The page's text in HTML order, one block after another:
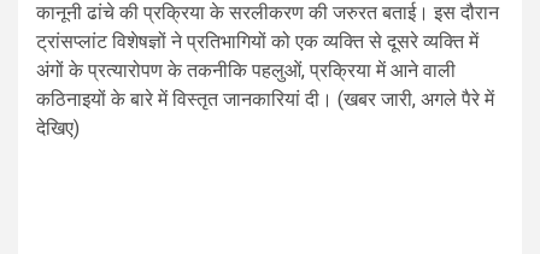
कानूनी ढांचे की प्रक्रिया के सरलीकरण की जरुरत बताई। इस दौरान
ट्रांसप्लांट विशेषज्ञों ने प्रतिभागियों को एक व्यक्ति से दूसरे व्यक्ति में
अंगों के प्रत्यारोपण के तकनीकि पहलुओं, प्रक्रिया में आने वाली
कठिनाइयों के बारे में विस्तृत जानकारियां दी। (खबर जारी, अगले पैरे में
देखिए)